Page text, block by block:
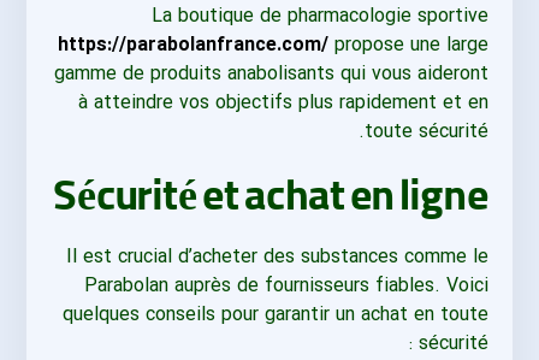
La boutique de pharmacologie sportive
https://parabolanfrance.com/propose une large
gamme de produits anabolisants qui vous aideront
à atteindre vos objectifs plus rapidement et en
toute sécurité.
Sécurité et achat en ligne
Il est crucial d’acheter des substances comme le
Parabolan auprès de fournisseurs fiables. Voici
quelques conseils pour garantir un achat en toute
sécurité :